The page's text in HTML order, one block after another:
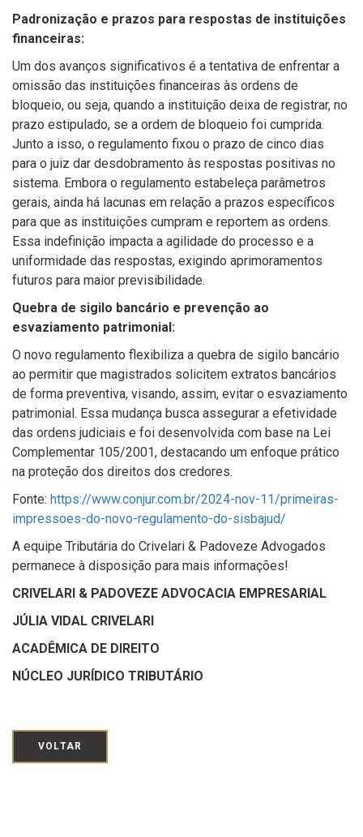
Padronização e prazos para respostas de instituições
financeiras:
Um dos avanços significativos é a tentativa de enfrentar a
omissão das instituições financeiras às ordens de
bloqueio, ou seja, quando a instituição deixa de registrar, no
prazo estipulado, se a ordem de bloqueio foi cumprida.
Junto a isso, o regulamento fixou o prazo de cinco dias
para o juiz dar desdobramento às respostas positivas no
sistema. Embora o regulamento estabeleça parâmetros
gerais, ainda há lacunas em relação a prazos específicos
para que as instituições cumpram e reportem as ordens.
Essa indefinição impacta a agilidade do processo e a
uniformidade das respostas, exigindo aprimoramentos
futuros para maior previsibilidade.
Quebra de sigilo bancário e prevenção ao
esvaziamento patrimonial:
O novo regulamento flexibiliza a quebra de sigilo bancário
ao permitir que magistrados solicitem extratos bancários
de forma preventiva, visando, assim, evitar o esvaziamento
patrimonial. Essa mudança busca assegurar a efetividade
das ordens judiciais e foi desenvolvida com base na Lei
Complementar 105/2001, destacando um enfoque prático
na proteção dos direitos dos credores.
Fonte: https://www.conjur.com.br/2024-nov-11/primeiras-
impressoes-do-novo-regulamento-do-sisbajud/
A equipe Tributária do Crivelari & Padoveze Advogados
permanece à disposição para mais informações!
CRIVELARI & PADOVEZE ADVOCACIA EMPRESARIAL
JÚLIA VIDAL CRIVELARI
ACADÊMICA DE DIREITO
NÚCLEO JURÍDICO TRIBUTÁRIO
VOLTAR